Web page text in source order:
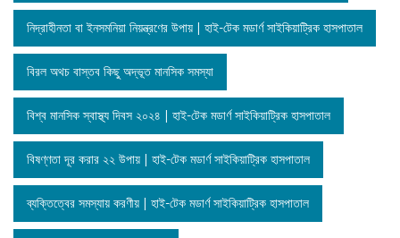
নিদ্রাহীনতা বা ইনসমনিয়া নিয়ন্ত্রণের উপায় | হাই-টেক মডার্ণ সাইকিয়াট্রিক হাসপাতাল
বিরল অথচ বাস্তব কিছু অদ্ভূত মানসিক সমস্যা
বিশ্ব মানসিক স্বাস্থ্য দিবস ২০২৪ | হাই-টেক মডার্ণ সাইকিয়াট্রিক হাসপাতাল
বিষণ্ণতা দূর করার ২২ উপায় | হাই-টেক মডার্ণ সাইকিয়াট্রিক হাসপাতাল
ব্যক্তিত্বের সমস্যায় করণীয় | হাই-টেক মডার্ণ সাইকিয়াট্রিক হাসপাতাল